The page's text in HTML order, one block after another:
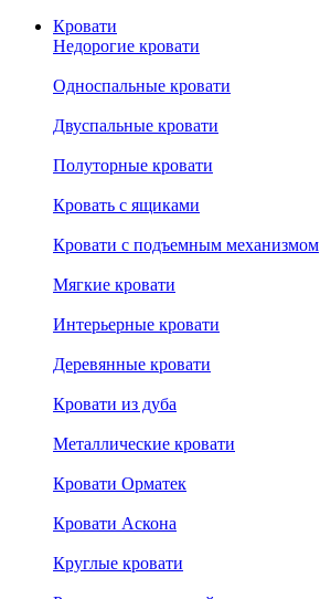
Кровати
Недорогие кровати
Односпальные кровати
Двуспальные кровати
Полуторные кровати
Кровать с ящиками
Кровати с подъемным механизмом
Мягкие кровати
Интерьерные кровати
Деревянные кровати
Кровати из дуба
Металлические кровати
Кровати Орматек
Кровати Аскона
Круглые кровати